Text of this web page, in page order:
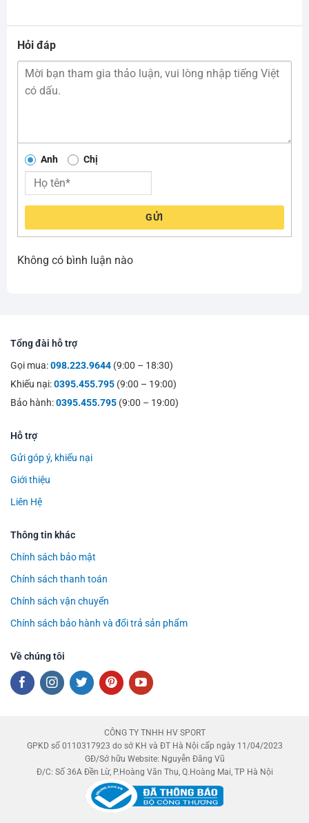
Hỏi đáp
Anh Chị
GỬI
Không có bình luận nào
Tổng đài hỗ trợ
Gọi mua:098.223.9644 (9:00 – 18:30)
Khiếu nại:0395.455.795 (9:00 – 19:00)
Bảo hành:0395.455.795 (9:00 – 19:00)
Hỗ trợ
Gửi góp ý, khiếu nại
Giới thiệu
Liên Hệ
Thông tin khác
Chính sách bảo mật
Chính sách thanh toán
Chính sách vận chuyển
Chính sách bảo hành và đổi trả sản phẩm
Về chúng tôi
CÔNG TY TNHH HV SPORT
GPKD số 0110317923 do sở KH và ĐT Hà Nội cấp ngày 11/04/2023
GĐ/Sở hữu Website: Nguyễn Đăng Vũ
Đ/C: Số 36A Đền Lừ, P.Hoàng Văn Thụ, Q.Hoàng Mai, TP Hà Nội